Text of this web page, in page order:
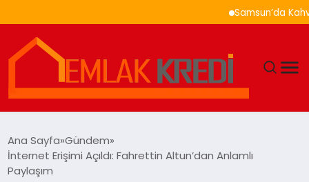
Samsun’da
EKONOMI
Ana Sayfa Gündem
İnternet Erişimi Açıldı: Fahrettin Altun’dan Anlamlı
Paylaşım